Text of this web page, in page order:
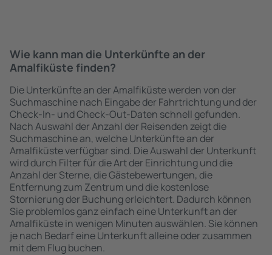
Wie kann man die Unterkünfte an der
Amalfiküste finden?
Die Unterkünfte an der Amalfiküste werden von der
Suchmaschine nach Eingabe der Fahrtrichtung und der
Check-In- und Check-Out-Daten schnell gefunden.
Nach Auswahl der Anzahl der Reisenden zeigt die
Suchmaschine an, welche Unterkünfte an der
Amalfiküste verfügbar sind. Die Auswahl der Unterkunft
wird durch Filter für die Art der Einrichtung und die
Anzahl der Sterne, die Gästebewertungen, die
Entfernung zum Zentrum und die kostenlose
Stornierung der Buchung erleichtert. Dadurch können
Sie problemlos ganz einfach eine Unterkunft an der
Amalfiküste in wenigen Minuten auswählen. Sie können
je nach Bedarf eine Unterkunft alleine oder zusammen
mit dem Flug buchen.